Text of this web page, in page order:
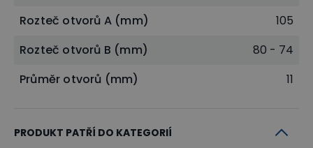
Rozteč otvorů A (mm)
105
Rozteč otvorů B (mm)
80 - 74
Průměr otvorů (mm)
11
PRODUKT PATŘÍ DO KATEGORIÍ